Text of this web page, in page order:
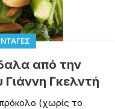
από την
Γιάννη Γκελντή
(χωρίς το